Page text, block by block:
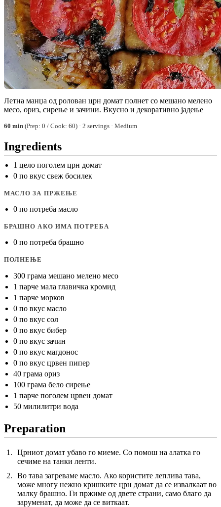
Летна манџа од ролован црн домат полнет со мешано мелено
месо, ориз, сирење и зачини. Вкусно и декоративно јадење
60 min (Prep: 0 / Cook: 60) · 2 servings · Medium
Ingredients
1 цело поголем црн домат
0 по вкус свеж босилек
МАСЛО ЗА ПРЖЕЊЕ
0 по потреба масло
БРАШНО АКО ИМА ПОТРЕБА
0 по потреба брашно
ПОЛНЕЊЕ
300 грама мешано мелено месо
1 парче мала главичка кромид
1 парче морков
0 по вкус масло
0 по вкус сол
0 по вкус бибер
0 по вкус зачин
0 по вкус магдонос
0 по вкус црвен пипер
40 грама ориз
100 грама бело сирење
1 парче поголем црвен домат
50 милилитри вода
Preparation
Црниот домат убаво го миеме. Со помош на алатка го
сечиме на танки ленти.
Во тава загреваме масло. Ако користите леплива тава,
може многу нежно кришките црн домат да се извалкаат во
малку брашно. Ги пржиме од двете страни, само благо да
заруменат, да може да се виткаат.